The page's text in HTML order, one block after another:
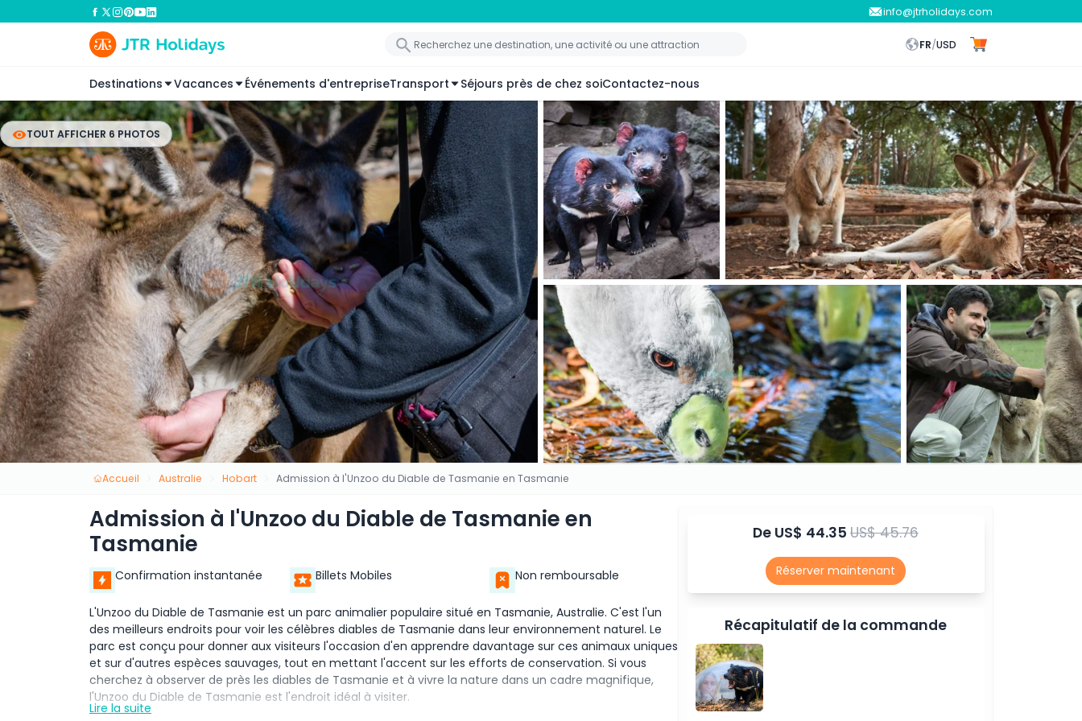
info@jtrholidays.com
FR/USD
Destinations Vacances Événements d'entrepriseTransport Séjours près de chez soiContactez-nous
TOUT AFFICHER 6 PHOTOS
Accueil Australie Hobart Admission à l'Unzoo du Diable de Tasmanie en Tasmanie
Admission à l'Unzoo du Diable de Tasmanie en
Tasmanie
Confirmation instantanée Billets Mobiles Non remboursable
L'Unzoo du Diable de Tasmanie est un parc animalier populaire situé en Tasmanie, Australie. C'est l'un
des meilleurs endroits pour voir les célèbres diables de Tasmanie dans leur environnement naturel. Le
parc est conçu pour donner aux visiteurs l'occasion d'en apprendre davantage sur ces animaux uniques
et sur d'autres espèces sauvages, tout en mettant l'accent sur les efforts de conservation. Si vous
cherchez à observer de près les diables de Tasmanie et à vivre la nature dans un cadre magnifique,
l'Unzoo du Diable de Tasmanie est l'endroit idéal à visiter.
Lire la suite
De US$ 44.35US$ 45.76
Réserver maintenant
Récapitulatif de la commande